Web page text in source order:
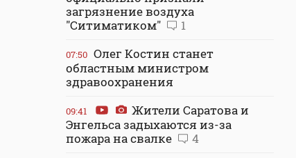
загрязнение воздуха
"Ситиматиком"
1
07:50 Олег Костин станет
областным министром
здравоохранения
09:41
Жители Саратова и
Энгельса задыхаются из-за
пожара на свалке
4